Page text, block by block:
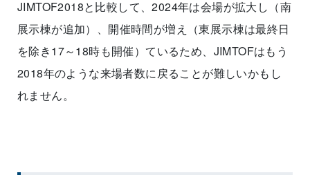
JIMTOF2018と比較して、2024年は会場が拡大し（南
展示棟が追加）、開催時間が増え（東展示棟は最終日
を除き17～18時も開催）ているため、JIMTOFはもう
2018年のような来場者数に戻ることが難しいかもし
れません。